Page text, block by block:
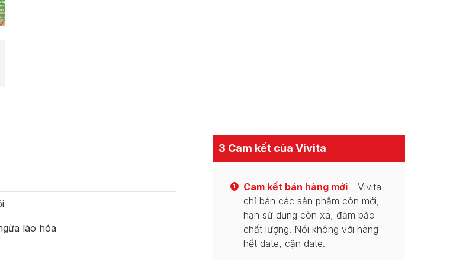
lão hóa
3 Cam kết của Vivita
1 Cam kết bán hàng mới - Vivita
chỉ bán các sản phẩm còn mới,
hạn sử dụng còn xa, đảm bảo
chất lượng. Nói không với hàng
hết date, cận date.